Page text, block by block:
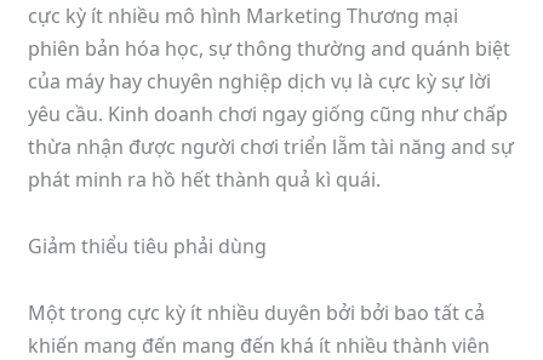
cực kỳ ít nhiều mô hình Marketing Thương mại
phiên bản hóa học, sự thông thường and quánh biệt
của máy hay chuyên nghiệp dịch vụ là cực kỳ sự lời
yêu cầu. Kinh doanh chơi ngay giống cũng như chấp
thừa nhận được người chơi triển lẵm tài năng and sự
phát minh ra hồ hết thành quả kì quái.
Giảm thiểu tiêu phải dùng
Một trong cực kỳ ít nhiều duyên bởi bởi bao tất cả
khiến mang đến mang đến khá ít nhiều thành viên